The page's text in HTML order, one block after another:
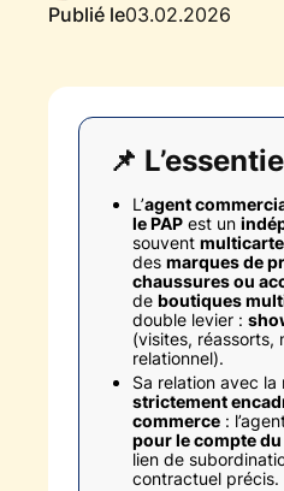
Publié le03.02.2026
📌
L’agent
le PAPest un
souvent multicarte
des marques de
chaussures ou
de boutiques
double levier :
(visites, réassorts,
relationnel).
Sa relation avec la
strictement
commerce:
pour le compte
lien de
contractuel précis.